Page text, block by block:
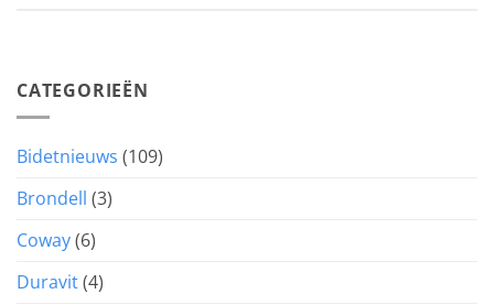
CATEGORIEËN
Bidetnieuws (109)
Brondell (3)
Coway(6)
Duravit(4)